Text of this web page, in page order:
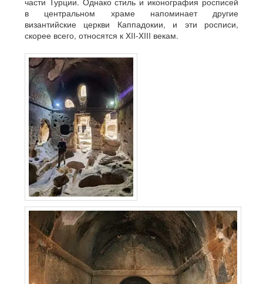
в центральном храме напоминает другие
византийские церкви Каппадокии, и эти росписи,
скорее всего, относятся к XII-XIII векам.